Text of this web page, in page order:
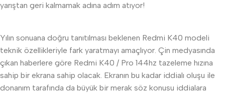
yarıştan geri kalmamak adına adım atıyor!
Yılın sonuana doğru tanıtılması beklenen Redmi K40 modeli
teknik özellikleriyle fark yaratmayı amaçlıyor. Çin medyasında
çıkan haberlere göre Redmi K40 / Pro 144hz tazeleme hızına
sahip bir ekrana sahip olacak. Ekranın bu kadar iddialı oluşu ile
donanım tarafında da büyük bir merak söz konusu iddialara